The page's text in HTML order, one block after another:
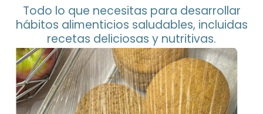
Todo lo que necesitas para desarrollar
hábitos alimenticios saludables, incluidas
recetas deliciosas y nutritivas.
Pan de Garbanzo